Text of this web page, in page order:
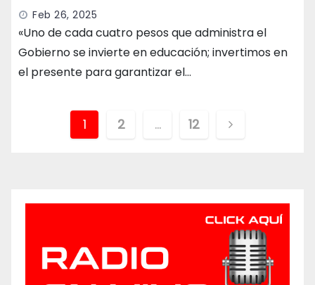
Feb 26, 2025
«Uno de cada cuatro pesos que administra el
Gobierno se invierte en educación; invertimos en
el presente para garantizar el…
Paginación
1 2 … 12